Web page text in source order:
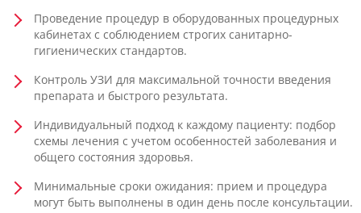
Проведение процедур в оборудованных процедурных
кабинетах с соблюдением строгих санитарно-
гигиенических стандартов.
Контроль УЗИ для максимальной точности введения
препарата и быстрого результата.
Индивидуальный подход к каждому пациенту: подбор
схемы лечения с учетом особенностей заболевания и
общего состояния здоровья.
Минимальные сроки ожидания: прием и процедура
могут быть выполнены в один день после консультации.